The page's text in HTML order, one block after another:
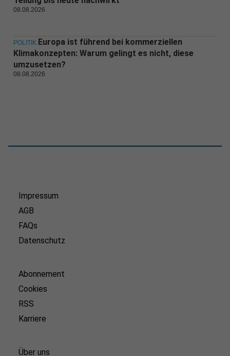
08.08.2026
POLITIK Europa ist führend bei kommerziellen
Klimakonzepten: Warum gelingt es nicht, diese
umzusetzen?
08.08.2026
Impressum
AGB
FAQs
Datenschutz
Abonnement
Cookies
RSS
Karriere
Über uns